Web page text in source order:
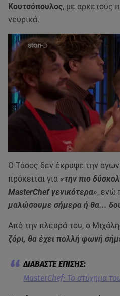
Κουτσόπουλος, με αρκετούς
νευρικά.
Ο Τάσος δεν έκρυψε την
πρόκειται για «την πιο
MasterChef γενικότερα», ενώ
μαλώσουμε σήμερα ή θα...
Από την πλευρά του, ο
ζόρι, θα έχει πολλή φωνή
MasterChef: Το ατύχημα